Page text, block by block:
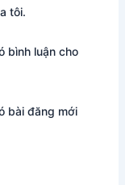
tôi.
bình luận cho
bài đăng mới